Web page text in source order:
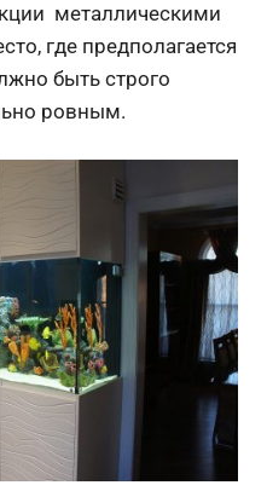
металлическими
где предполагается
быть строго
ровным.